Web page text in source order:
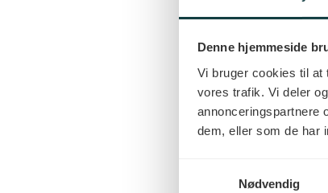
Denne hjemmeside
Vi bruger cookies til at
vores trafik. Vi deler
annonceringspartnere
dem, eller som de har
Nødvendig